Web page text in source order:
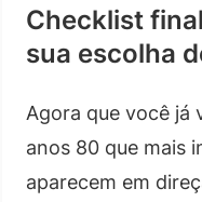
Checklist
sua escolha
Agora que você já
anos 80 que mais
aparecem em